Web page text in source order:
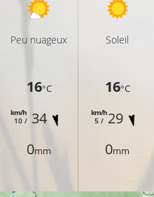
Peu nuageux
16°C
10 /
km/h 34
0mm
Soleil
16°C
5 /
km/h29
0mm